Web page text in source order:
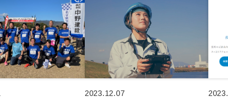
2023.12.07